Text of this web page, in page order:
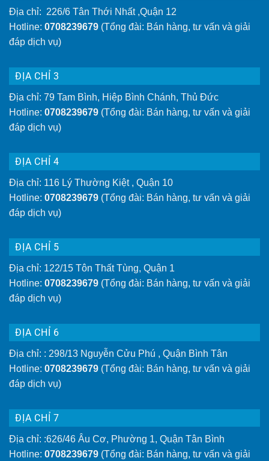
Địa chỉ: 226/6 Tân Thới Nhất ,Quận 12
Hotline: 0708239679 (Tổng đài: Bán hàng, tư vấn và giải
đáp dịch vụ)
ĐỊA CHỈ 3
Địa chỉ: 79 Tam Bình, Hiệp Bình Chánh, Thủ Đức
Hotline: 0708239679 (Tổng đài: Bán hàng, tư vấn và giải
đáp dịch vụ)
ĐỊA CHỈ 4
Địa chỉ: 116 Lý Thường Kiệt , Quận 10
Hotline: 0708239679 (Tổng đài: Bán hàng, tư vấn và giải
đáp dịch vụ)
ĐỊA CHỈ 5
Địa chỉ: 122/15 Tôn Thất Tùng, Quận 1
Hotline: 0708239679 (Tổng đài: Bán hàng, tư vấn và giải
đáp dịch vụ)
ĐỊA CHỈ 6
Địa chỉ: : 298/13 Nguyễn Cửu Phú , Quận Bình Tân
Hotline: 0708239679 (Tổng đài: Bán hàng, tư vấn và giải
đáp dịch vụ)
ĐỊA CHỈ 7
Địa chỉ: :626/46 Âu Cơ, Phường 1, Quận Tân Bình
Hotline: 0708239679 (Tổng đài: Bán hàng, tư vấn và giải